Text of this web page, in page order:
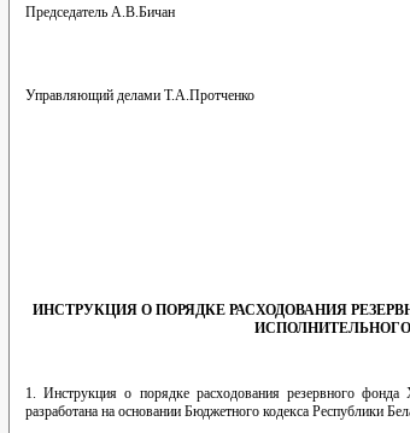
Председатель А.В.Бичан
Управляющий делами Т.А.Протченко
ИНСТРУКЦИЯ О ПОРЯДКЕ РАСХОДОВАНИЯ
1. Инструкция о порядке расходования резервного фонда
разработана на основании Бюджетного кодекса Республики